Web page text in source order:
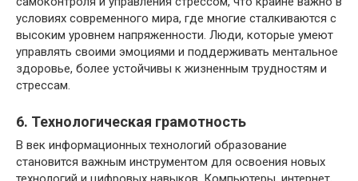
условиях современного мира, где многие сталкиваются с
высоким уровнем напряженности. Люди, которые умеют
управлять своими эмоциями и поддерживать ментальное
здоровье, более устойчивы к жизненным трудностям и
стрессам.
6. Технологическая грамотность
В век информационных технологий образование
становится важным инструментом для освоения новых